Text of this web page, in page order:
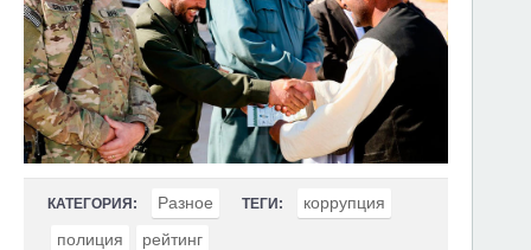
КАТЕГОРИЯ: Разное ТЕГИ:
коррупция
полиция
рейтинг